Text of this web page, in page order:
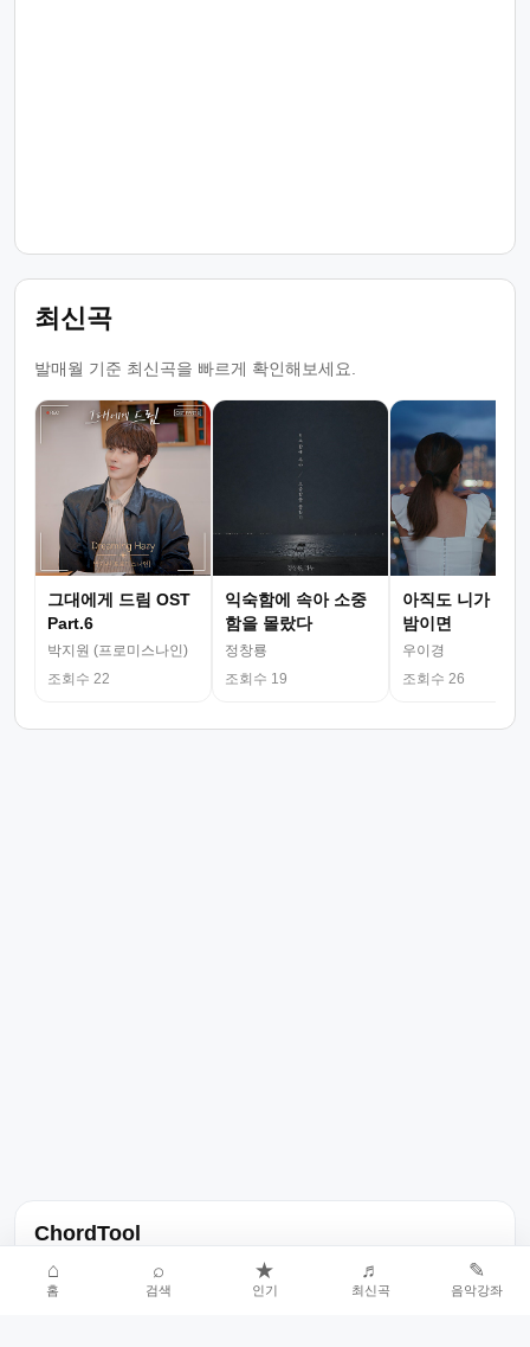
최신곡
발매월 기준 최신곡을 빠르게 확인해보세요.
그대에게 드림 OST
Part.6
박지원 (프로미스나인)
조회수 22
익숙함에 속아 소중
함을 몰랐다
정창룡
조회수 19
아직도 니가 그
밤이면
우이경
조회수 26
ChordTool
노래 가사, 곡 정보, 코드, 악보를 한곳에서 찾을 수 있는 음악 정보
서비스입니다.
⌂
홈
⌕
검색
★
인기
♬
최신곡
✎
음악강좌